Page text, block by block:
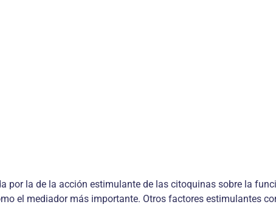
por la de la acción estimulante de las citoquinas sobre la
el mediador más importante. Otros factores estimulantes